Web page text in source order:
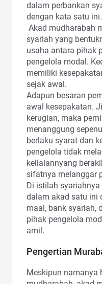
dalam perbankan
dengan kata satu ini.
Akad mudharabah
syariah yang
usaha antara pihak
pengelola modal.
memiliki
sejak awal.
Adapun besaran
awal kesepakatan.
kerugian, maka
menanggung
berlaku syarat dan
pengelola tidak
kellaiannyang
sifatnya melanggar
Di istilah
dalam akad satu ini
maal, bank syariah,
pihak pengelola
amil.
Pengertian
Meskipun namanya